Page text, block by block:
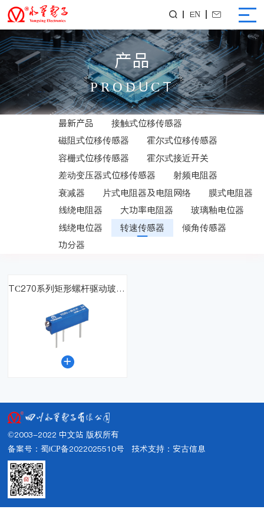
 EN 
产品
PRODUCT
最新产品
接触式位移传感器
磁阻式位移传感器
霍尔式位移传感器
容栅式位移传感器
霍尔式接近开关
差动变压器式位移传感器
射频电阻器
衰减器
片式电阻器及电阻网络
膜式电阻器
线绕电阻器
大功率电阻器
玻璃釉电位器
线绕电位器
转速传感器
倾角传感器
功分器
TC270系列矩形螺杆驱动玻璃釉预调电位器

©2003-2022 中文站 版权所有
备案号：蜀ICP备2022025510号 技术支持： 安古信息